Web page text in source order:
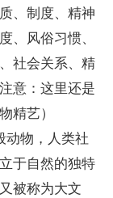
、制度、精神
、风俗习惯、
社会关系、精
意：这里还是
精艺）
物，人类社
于自然的独特
被称为大文